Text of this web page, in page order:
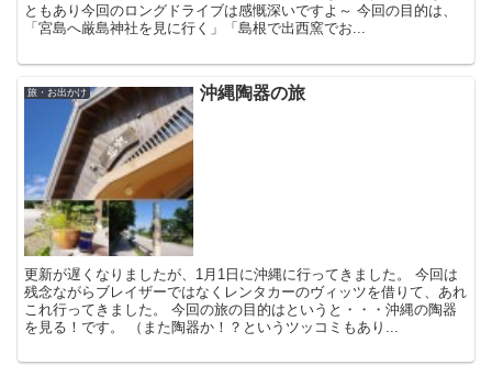
ともあり今回のロングドライブは感慨深いですよ～ 今回の目的は、
「宮島へ厳島神社を見に行く」「島根で出西窯でお...
旅・お出かけ 沖縄陶器の旅
更新が遅くなりましたが、1月1日に沖縄に行ってきました。 今回は
残念ながらブレイザーではなくレンタカーのヴィッツを借りて、あれ
これ行ってきました。 今回の旅の目的はというと・・・沖縄の陶器
を見る！です。 （また陶器か！？というツッコミもあり...